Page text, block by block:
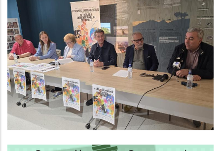
El Baix Penedès Acollirà El II
Simposi Internacional De Catifes I
La III Trobada Internacional De
Catifaires Per Impulsar Aquest Art
Efímer Cap Al Reconeixement De
La UNESCO
Altres